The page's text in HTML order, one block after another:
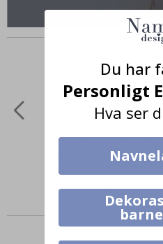
Produkter
199,00 Kr
Alternative
Du har
Personligt
Hva ser